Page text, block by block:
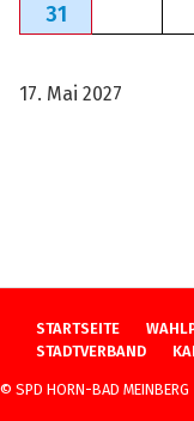
31
17. Mai 2027
NAVIGATION
ÜBERSPRINGEN
STARTSEITE
STADTVERBAND
© SPD HORN-BAD